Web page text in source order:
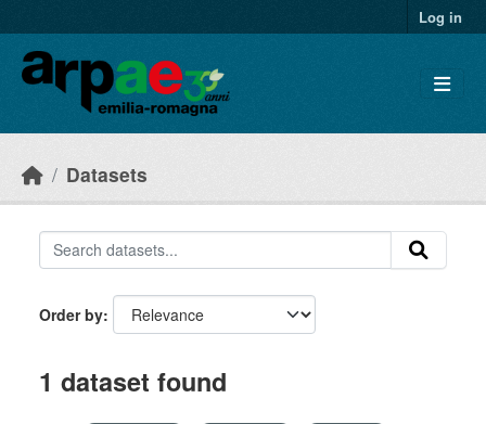
Log in
Datasets
Order by
1 dataset found